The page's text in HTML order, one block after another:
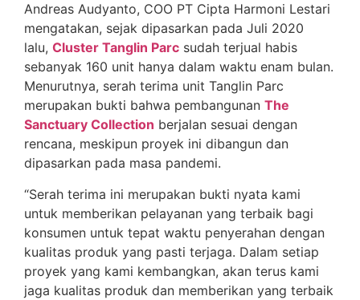
Andreas Audyanto, COO PT Cipta Harmoni Lestari
mengatakan, sejak dipasarkan pada Juli 2020
lalu, Cluster Tanglin Parc sudah terjual habis
sebanyak 160 unit hanya dalam waktu enam bulan.
Menurutnya, serah terima unit Tanglin Parc
merupakan bukti bahwa pembangunan The
Sanctuary Collection berjalan sesuai dengan
rencana, meskipun proyek ini dibangun dan
dipasarkan pada masa pandemi.
“Serah terima ini merupakan bukti nyata kami
untuk memberikan pelayanan yang terbaik bagi
konsumen untuk tepat waktu penyerahan dengan
kualitas produk yang pasti terjaga. Dalam setiap
proyek yang kami kembangkan, akan terus kami
jaga kualitas produk dan memberikan yang terbaik